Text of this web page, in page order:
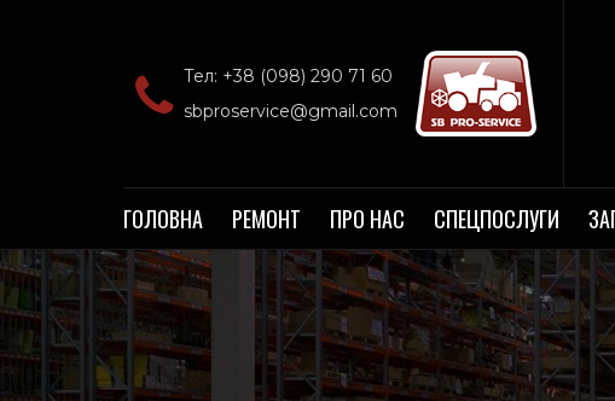
Тел: +38 (098) 290 71 60‬
sbproservice@gmail.com
ГОЛОВНА РЕМОНТ ПРО НАС СПЕЦПОСЛУГИ